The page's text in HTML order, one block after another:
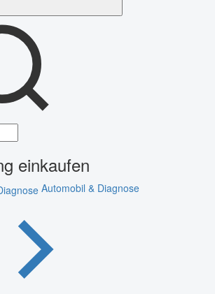
einkaufen
Automobil & Diagnose